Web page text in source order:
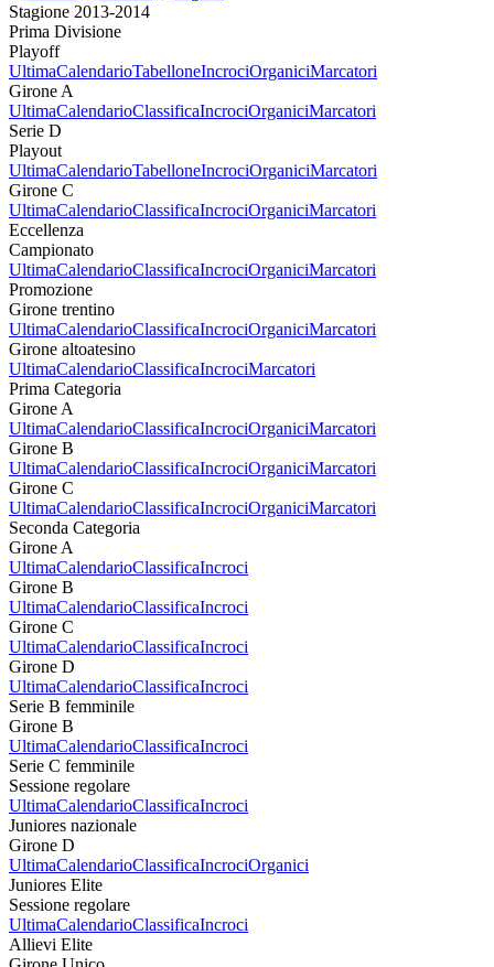
Stagione 2013-2014
Prima Divisione
Playoff
UltimaCalendarioTabelloneIncrociOrganiciMarcatori
Girone A
UltimaCalendarioClassificaIncrociOrganiciMarcatori
Serie D
Playout
UltimaCalendarioTabelloneIncrociOrganiciMarcatori
Girone C
UltimaCalendarioClassificaIncrociOrganiciMarcatori
Eccellenza
Campionato
UltimaCalendarioClassificaIncrociOrganiciMarcatori
Promozione
Girone trentino
UltimaCalendarioClassificaIncrociOrganiciMarcatori
Girone altoatesino
UltimaCalendarioClassificaIncrociMarcatori
Prima Categoria
Girone A
UltimaCalendarioClassificaIncrociOrganiciMarcatori
Girone B
UltimaCalendarioClassificaIncrociOrganiciMarcatori
Girone C
UltimaCalendarioClassificaIncrociOrganiciMarcatori
Seconda Categoria
Girone A
UltimaCalendarioClassificaIncroci
Girone B
UltimaCalendarioClassificaIncroci
Girone C
UltimaCalendarioClassificaIncroci
Girone D
UltimaCalendarioClassificaIncroci
Serie B femminile
Girone B
UltimaCalendarioClassificaIncroci
Serie C femminile
Sessione regolare
UltimaCalendarioClassificaIncroci
Juniores nazionale
Girone D
UltimaCalendarioClassificaIncrociOrganici
Juniores Elite
Sessione regolare
UltimaCalendarioClassificaIncroci
Allievi Elite